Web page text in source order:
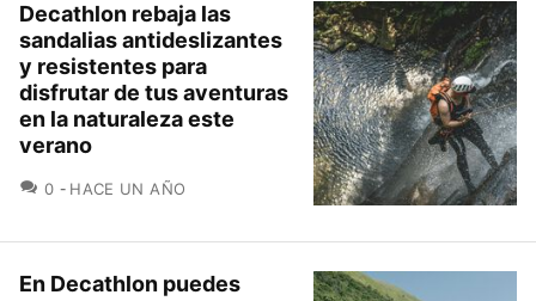
Decathlon rebaja las
sandalias antideslizantes
y resistentes para
disfrutar de tus aventuras
en la naturaleza este
verano
0 COMENTARIOS
HACE UN AÑO
En Decathlon puedes